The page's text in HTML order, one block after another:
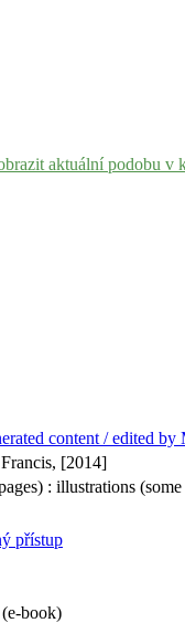
aktuální podobu v
content / edited
[2014]
: illustrations
přístup
book)